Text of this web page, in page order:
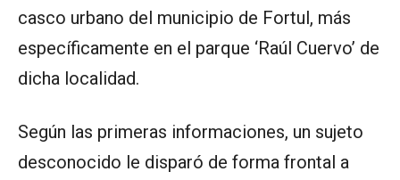
casco urbano del municipio de Fortul, más
específicamente en el parque ‘Raúl Cuervo’ de
dicha localidad.
Según las primeras informaciones, un sujeto
desconocido le disparó de forma frontal a